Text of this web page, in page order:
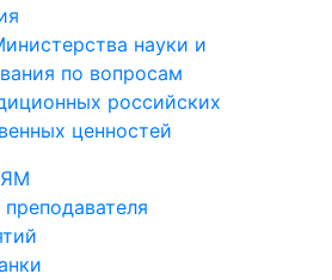
науки и
по вопросам
российских
ценностей